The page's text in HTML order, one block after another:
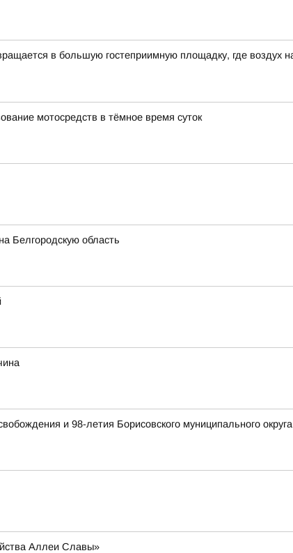
в большую гостеприимную площадку, где воздух
мотосредств в тёмное время суток
Белгородскую область
и 98-летия Борисовского муниципального округа
Аллеи Славы»